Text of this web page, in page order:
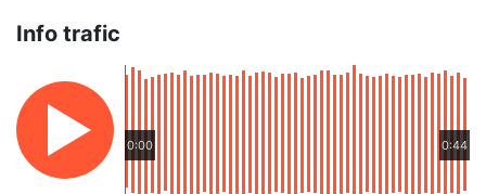
Info trafic
0:00 0:44